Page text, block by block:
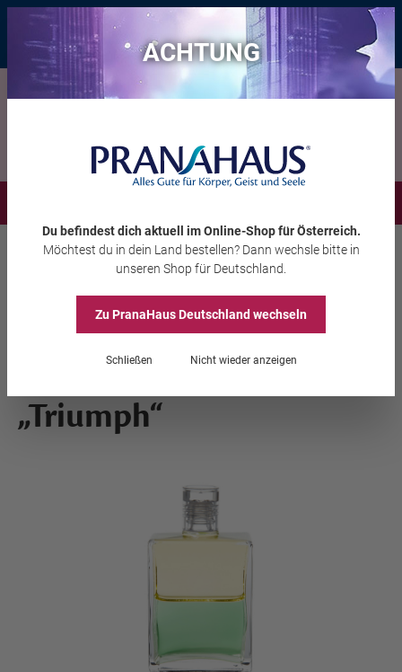
Bis zu 20 € Rabatt* mit dem Vorteils-Codeeintauchen , gültig bis
11.08.2026
Aura-Soma® Equilibrium
Equilibrium B74
„Triumph“
ACHTUNG
Du befindest dich aktuell im Online-Shopfür Österreich.
Möchtest du in dein Land bestellen? Dann wechsle bitte in
unseren Shop für Deutschland
Zu PranaHausDeutschland wechseln
Schließen Nicht wieder anzeigen